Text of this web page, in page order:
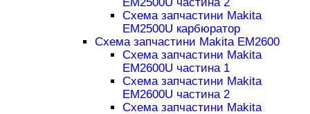
EM2500U частина 2
Схема запчастини Makita
EM2500U карбюратор
Схема запчастини Makita EM2600
Схема запчастини Makita
EM2600U частина 1
Схема запчастини Makita
EM2600U частина 2
Схема запчастини Makita